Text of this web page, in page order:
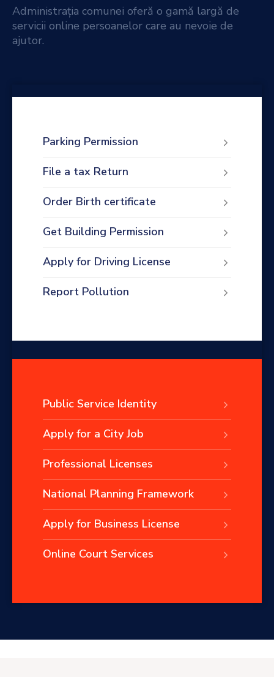
Administrația comunei oferă o gamă largă de
servicii online persoanelor care au nevoie de
ajutor.
Parking Permission
File a tax Return
Order Birth certificate
Get Building Permission
Apply for Driving License
Report Pollution
Public Service Identity
Apply for a City Job
Professional Licenses
National Planning Framework
Apply for Business License
Online Court Services